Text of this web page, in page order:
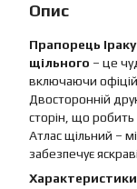
Опис
Прапорець
щільного – це
включаючи
Двосторонній
сторін, що
Атлас щільний –
забезпечує
Характеристики